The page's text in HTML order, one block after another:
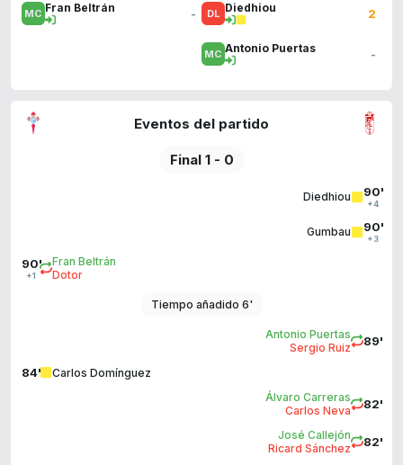
Fran Beltrán - Diedhiou 2
Antonio Puertas -
Eventos del partido
Final 1 - 0
90'
+4
Diedhiou
90'
+3
Gumbau
90'
+1
Fran Beltrán
Dotor
Tiempo añadido 6'
89'
Antonio Puertas
Sergio Ruiz
84' Carlos Domínguez
82'
Álvaro Carreras
Carlos Neva
82'
José Callejón
Ricard Sánchez